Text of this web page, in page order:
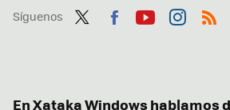
Síguenos
En Xataka Windows hablamos